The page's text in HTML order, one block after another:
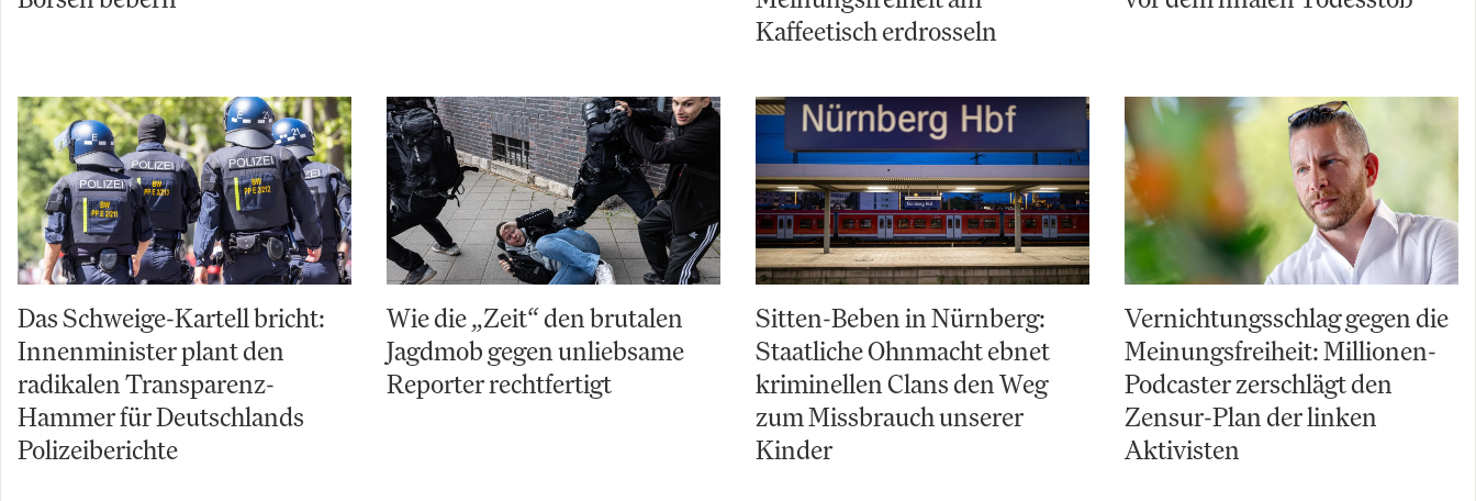
Kaffeetisch erdrosseln
Das Schweige-Kartell bricht:
Innenminister plant den
radikalen Transparenz-
Hammer für Deutschlands
Polizeiberichte
Wie die „Zeit“ den brutalen
Jagdmob gegen unliebsame
Reporter rechtfertigt
Sitten-Beben in Nürnberg:
Staatliche Ohnmacht ebnet
kriminellen Clans den Weg
zum Missbrauch unserer
Kinder
Vernichtungsschlag gegen die
Meinungsfreiheit: Millionen-
Podcaster zerschlägt den
Zensur-Plan der linken
Aktivisten